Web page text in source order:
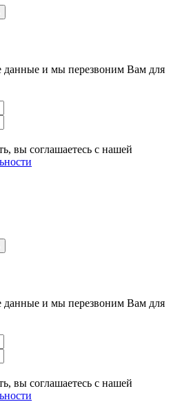
данные и мы перезвоним Вам для
вы соглашаетесь с нашей
данные и мы перезвоним Вам для
вы соглашаетесь с нашей